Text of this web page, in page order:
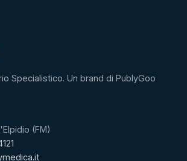
Specialistico. Un brand di PublyGoo
(FM)